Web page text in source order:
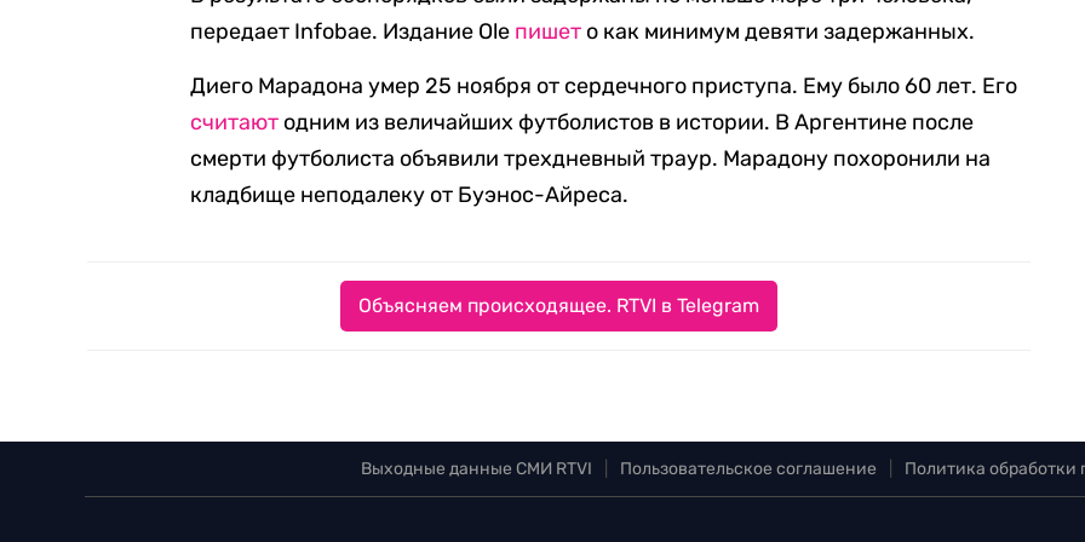
передает Infobae. Издание Ole пишет о как минимум девяти задержанных.
Диего Марадона умер 25 ноября от сердечного приступа. Ему было 60 лет. Его
считают одним из величайших футболистов в истории. В Аргентине после
смерти футболиста объявили трехдневный траур. Марадону похоронили на
кладбище неподалеку от Буэнос-Айреса.
Объясняем происходящее. RTVI в Telegram
Выходные данные СМИ RTVI Пользовательское соглашение Политика